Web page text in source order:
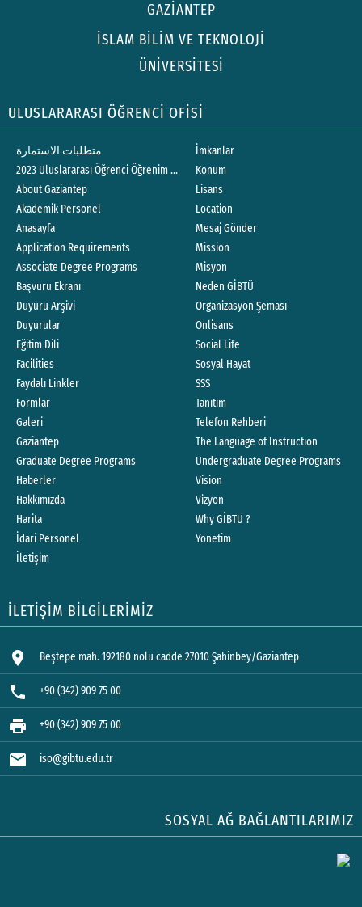
GAZİANTEP
İSLAM BİLİM VE TEKNOLOJİ
ÜNİVERSİTESİ
ULUSLARARASI ÖĞRENCİ OFİSİ
متطلبات الاستمارة
2023 Uluslararası Öğrenci Öğrenim Ücretleri
About Gaziantep
Akademik Personel
Anasayfa
Application Requirements
Associate Degree Programs
Başvuru Ekranı
Duyuru Arşivi
Duyurular
Eğitim Dili
Facilities
Faydalı Linkler
Formlar
Galeri
Gaziantep
Graduate Degree Programs
Haberler
Hakkımızda
Harita
İdari Personel
İletişim
İmkanlar
Konum
Lisans
Location
Mesaj Gönder
Mission
Misyon
Neden GİBTÜ
Organizasyon Şeması
Önlisans
Social Life
Sosyal Hayat
SSS
Tanıtım
Telefon Rehberi
The Language of Instructıon
Undergraduate Degree Programs
Vision
Vizyon
Why GİBTÜ ?
Yönetim
İLETİŞİM BİLGİLERİMİZ
location_on Beştepe mah. 192180 nolu cadde 27010 Şahinbey/Gaziantep
phone +90 (342) 909 75 00
print +90 (342) 909 75 00
mail iso@gibtu.edu.tr
SOSYAL AĞ BAĞLANTILARIMIZ